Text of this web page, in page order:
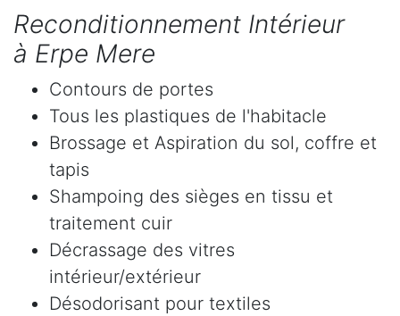
Reconditionnement Intérieur
à Erpe Mere
Contours de portes
Tous les plastiques de l'habitacle
Brossage et Aspiration du sol, coffre et
tapis
Shampoing des sièges en tissu et
traitement cuir
Décrassage des vitres
intérieur/extérieur
Désodorisant pour textiles